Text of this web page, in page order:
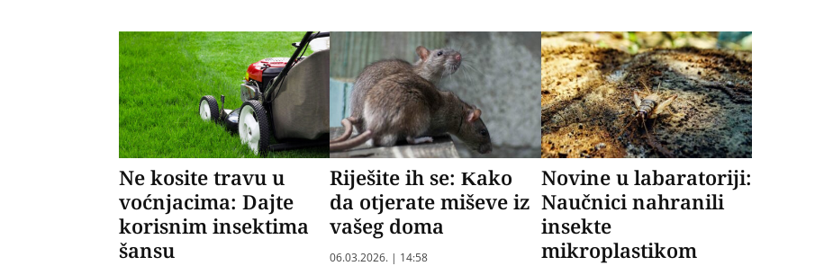
Ne kosite travu u
voćnjacima: Dajte
korisnim insektima
šansu
Riješite ih se: Kako
da otjerate miševe iz
vašeg doma
06.03.2026. | 14:58
Novine u labaratoriji:
Naučnici nahranili
insekte
mikroplastikom